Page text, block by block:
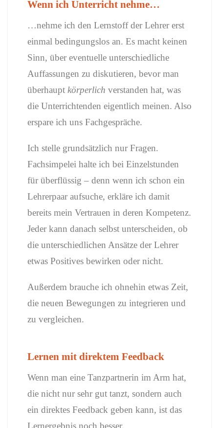
Wenn ich Unterricht nehme…
…nehme ich den Lernstoff der Lehrer erst
einmal bedingungslos an. Es macht keinen
Sinn, über eventuelle unterschiedliche
Auffassungen zu diskutieren, bevor man
überhaupt körperlich verstanden hat, was
die Unterrichtenden eigentlich meinen. Also
erspare ich uns Fachgespräche.
Ich stelle grundsätzlich nur Fragen.
Fachsimpelei halte ich bei Einzelstunden
für überflüssig – denn wenn ich schon ein
Lehrerpaar aufsuche, erkläre ich damit
bereits mein Vertrauen in deren Kompetenz.
Jeder kann danach selbst unterscheiden, ob
die unterschiedlichen Ansätze der Lehrer
etwas Positives bewirken oder nicht.
Außerdem brauche ich ohnehin etwas Zeit,
die neuen Bewegungen zu integrieren und
zu vergleichen.
Lernen mit direktem Feedback
Wenn man eine Tanzpartnerin im Arm hat,
die nicht nur sehr gut tanzt, sondern auch
ein direktes Feedback geben kann, ist das
Lernergebnis noch besser.